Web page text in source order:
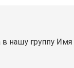
нашу группу